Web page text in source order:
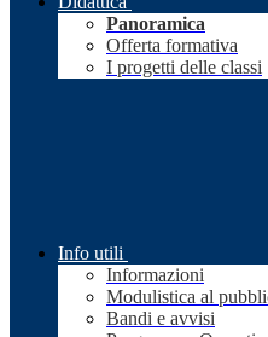
Panoramica
Offerta formativa
I progetti delle classi
Info utili
Informazioni
Modulistica al
Bandi e avvisi